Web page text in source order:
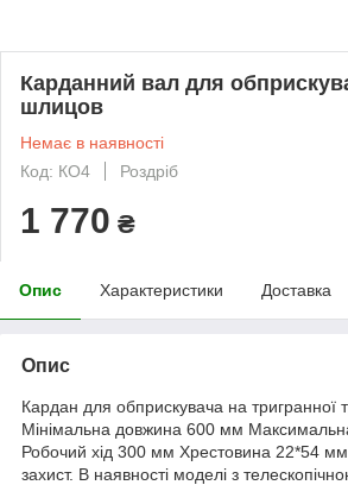
Карданний вал для
шлицов
Немає в наявності
Код: КО4
Роздріб
1 770 ₴
Опис Характеристики Доставка
Опис
Кардан для обприскувача на тригранної
Мінімальна довжина 600 мм
Робочий хід 300 мм Хрестовина 22*54
захист. В наявності моделі з